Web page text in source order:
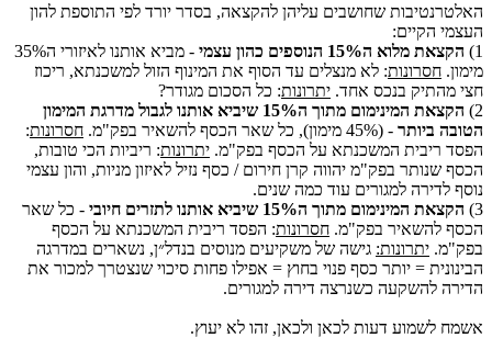
האלטרנטיבות שחושבים עליהן להקצאה, בסדר יורד לפי התוספת להון
העצמי הקיים:
1)
הקצאת מלוא ה15% הנוספים כהון עצמי
- מביא אותנו לאיזורי ה35%
מימון. חסרונות: לא מנצלים עד הסוף את המינוף הזול למשכנתא, ריכוז
חצי מהתיק בנכס אחד. יתרונות: כל הסכום מגודר?
2)
הקצאת המינימום מתוך ה15% שיביא אותנו לגבול מדרגת המימון
הטובה ביותר - (45% מימון), כל שאר הכסף להשאיר בפק"מ. חסרונות:
הפסד ריבית המשכנתא על הכסף בפק"מ. יתרונות: ריביות הכי טובות,
הכסף שנותר בפק"מ יהווה קרן חירום / כסף נזיל לאיזון מניות, והון עצמי
נוסף לדירה למגורים עוד כמה שנים.
3) הקצאת המינימום מתוך ה15% שיביא אותנו לתזרים חיובי
- כל שאר
הכסף להשאיר בפק"מ. חסרונות: הפסד ריבית המשכנתא על הכסף
בפק"מ. יתרונות: גישה של משקיעים מנוסים בנדל״ן, נשארים במדרגה
הבינונית = יותר כסף פנוי בחוץ = אפילו פחות סיכוי שנצטרך למכור את
הדירה להשקעה כשנרצה דירה למגורים.
אשמח לשמוע דעות לכאן ולכאן, זהו לא יעוץ.